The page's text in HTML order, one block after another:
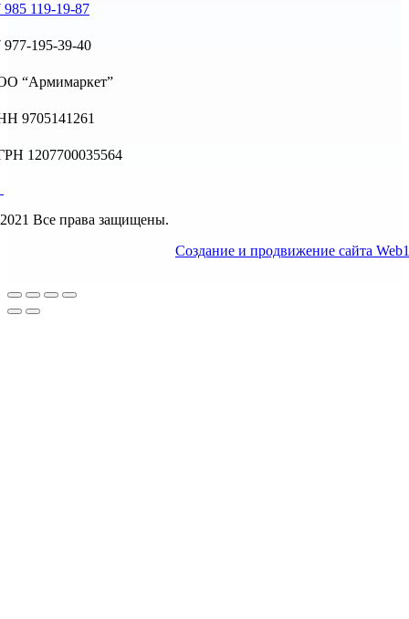
985 119-19-87
977-195-39-40
“Армимаркет”
9705141261
1207700035564
Все права защищены.
Создание и продвижение сайта